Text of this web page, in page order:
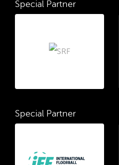
Special Partner
Special Partner